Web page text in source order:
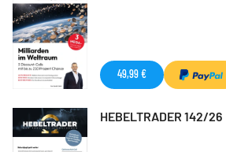
49,99 €
HEBELTRADER 142/26